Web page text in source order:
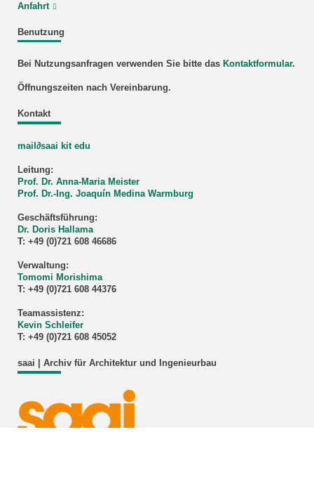
Anfahrt
Benutzung
Bei Nutzungsanfragen verwenden Sie bitte das Kontaktformular.
Öffnungszeiten nach Vereinbarung.
Kontakt
mail∂saai kit edu
Leitung:
Prof. Dr. Anna-Maria Meister
Prof. Dr.-Ing. Joaquín Medina Warmburg
Geschäftsführung:
Dr. Doris Hallama
T: +49 (0)721 608 46686
Verwaltung:
Tomomi Morishima
T: +49 (0)721 608 44376
Teamassistenz:
Kevin Schleifer
T: +49 (0)721 608 45052
saai | Archiv für Architektur und Ingenieurbau